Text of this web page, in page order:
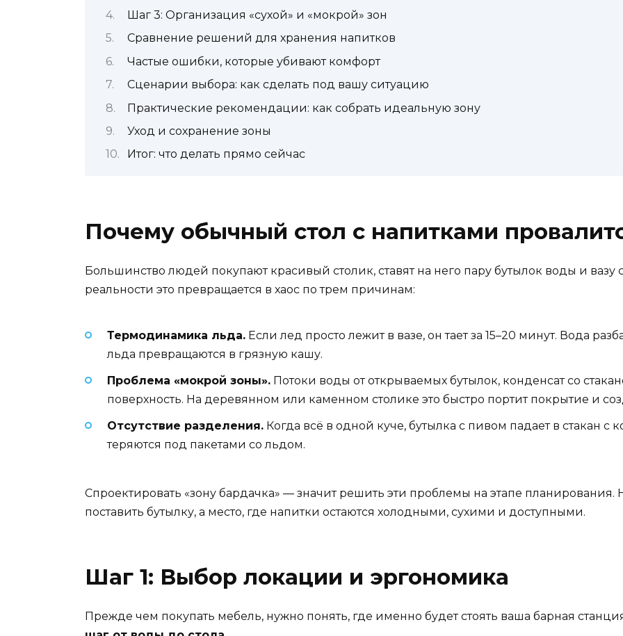
Шаг 3: Организация «сухой» и «мокрой» зон
Сравнение решений для хранения напитков
Частые ошибки, которые убивают комфорт
Сценарии выбора: как сделать под вашу ситуацию
Практические рекомендации: как собрать идеальную зону
Уход и сохранение зоны
Итог: что делать прямо сейчас
Почему обычный стол с напитками
Большинство людей покупают красивый столик, ставят на него пару бутылок воды и вазу
реальности это превращается в хаос по трем причинам:
Термодинамика льда. Если лед просто лежит в вазе, он тает за 15–20 минут. Вода
льда превращаются в грязную кашу.
Проблема «мокрой зоны». Потоки воды от открываемых бутылок, конденсат со
поверхность. На деревянном или каменном столике это быстро портит покрытие и
Отсутствие разделения. Когда всё в одной куче, бутылка с пивом падает в стакан с
теряются под пакетами со льдом.
Спроектировать «зону бардачка» — значит решить эти проблемы на этапе
поставить бутылку, а место, где напитки остаются холодными, сухими и доступными.
Шаг 1: Выбор локации и эргономика
Прежде чем покупать мебель, нужно понять, где именно будет стоять ваша барная